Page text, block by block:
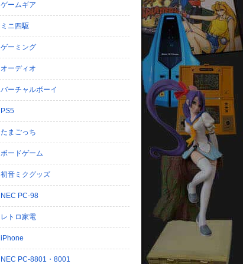
ゲームギア
ミニ四駆
ゲーミング
オーディオ
バーチャルボーイ
PS5
たまごっち
ボードゲーム
初音ミクグッズ
NEC PC-98
レトロ家電
iPhone
NEC PC-8801・8001